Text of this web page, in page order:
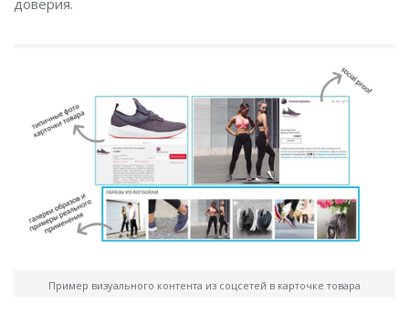
Пример визуального контента из соцсетей в карточке товара